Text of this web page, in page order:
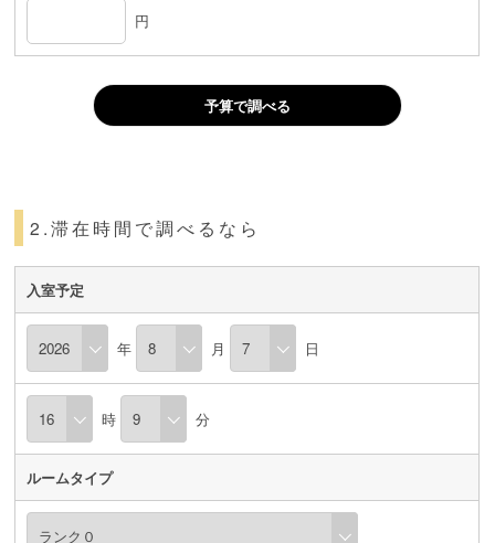
円
予算で調べる
2.滞在時間で調べるなら
入室予定
年 月 日
時 分
ルームタイプ